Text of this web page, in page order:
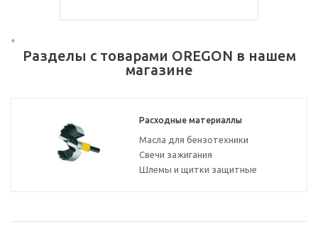
*
Разделы с товарами OREGON в нашем
магазине
Расходные материаллы
Масла для бензотехники
Свечи зажигания
Шлемы и щитки защитные